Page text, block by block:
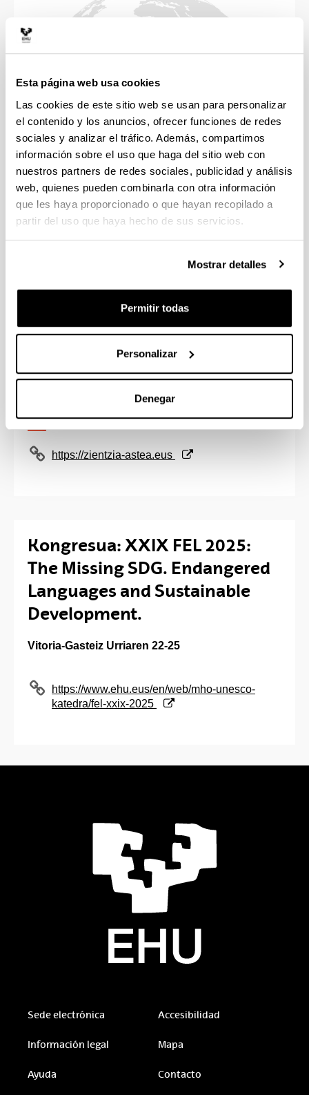
Esta página web usa cookies
Las cookies de este sitio web se usan para personalizar
el contenido y los anuncios, ofrecer funciones de redes
sociales y analizar el tráfico. Además, compartimos
información sobre el uso que haga del sitio web con
nuestros partners de redes sociales, publicidad y análisis
web, quienes pueden combinarla con otra información
que les haya proporcionado o que hayan recopilado a
partir del uso que haya hecho de sus servicios.
Mostrar detalles
Permitir todas
Personalizar
Denegar
(Abre una nueva ventana)
https://enlight-eu.org/
Zientzia Astea
(Abre una nueva ventana)
https://zientzia-astea.eus
Kongresua: XXIX FEL 2025:
The Missing SDG. Endangered
Languages and Sustainable
Development.
Vitoria-Gasteiz Urriaren 22-25
(Abre una nueva ventana)
https://www.ehu.eus/en/web/mho-unesco-
katedra/fel-xxix-2025
Sede electrónica Accesibilidad
Información legal Mapa
Ayuda Contacto